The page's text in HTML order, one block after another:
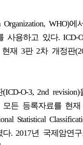
WHO)
사용하고 있다.
재 3판 2차 개정판
O-3, 2nd
든 등록자료를 현재
Statistical
. 2017년 국제암연